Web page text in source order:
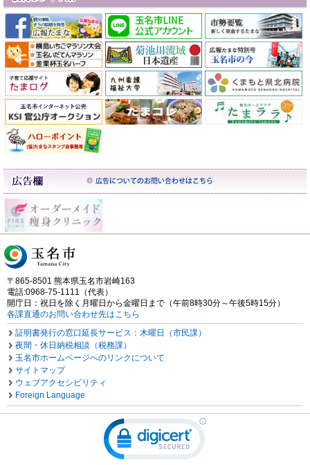
〒865-8501 熊本県玉名市岩崎163
電話:0968-75-1111（代表）
開庁日：祝日を除く月曜日から金曜日まで（午前8時30分～午後5時15分）
各課直通のお問い合わせ先はこちら
証明書発行の窓口延長サービス：木曜日（市民課）
夜間・休日納税相談（税務課）
玉名市ホームページへのリンクについて
サイトマップ
ウェブアクセシビリティ
Foreign Language